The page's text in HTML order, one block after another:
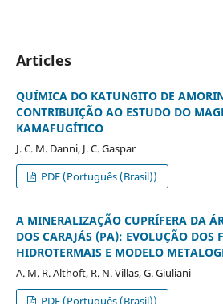
Articles
QUÍMICA DO KATUNGITO DE
CONTRIBUIÇÃO AO ESTUDO DO
KAMAFUGÍTICO
J. C. M. Danni, J. C. Gaspar
PDF (Português (Brasil))
A MINERALIZAÇÃO CUPRÍFERA DA
DOS CARAJÁS (PA): EVOLUÇÃO DOS
HIDROTERMAIS E MODELO
A. M. R. Althoft, R. N. Villas, G. Giuliani
PDF (Português (Brasil))